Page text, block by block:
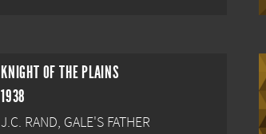
KNIGHT OF THE PLAINS
1938
J.C. RAND, GALE'S FATHER